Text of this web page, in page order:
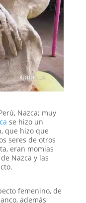
Nazca; muy
se hizo un
que hizo que
seres de otros
eran momias
Nazca y las
femenino, de
además